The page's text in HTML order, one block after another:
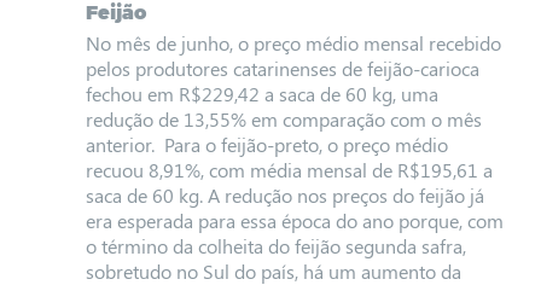
Feijão
No mês de junho, o preço médio mensal recebido
pelos produtores catarinenses de feijão-carioca
fechou em R$229,42 a saca de 60 kg, uma
redução de 13,55% em comparação com o mês
anterior. Para o feijão-preto, o preço médio
recuou 8,91%, com média mensal de R$195,61 a
saca de 60 kg. A redução nos preços do feijão já
era esperada para essa época do ano porque, com
o término da colheita do feijão segunda safra,
sobretudo no Sul do país, há um aumento da